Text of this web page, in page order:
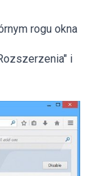
rogu okna
i